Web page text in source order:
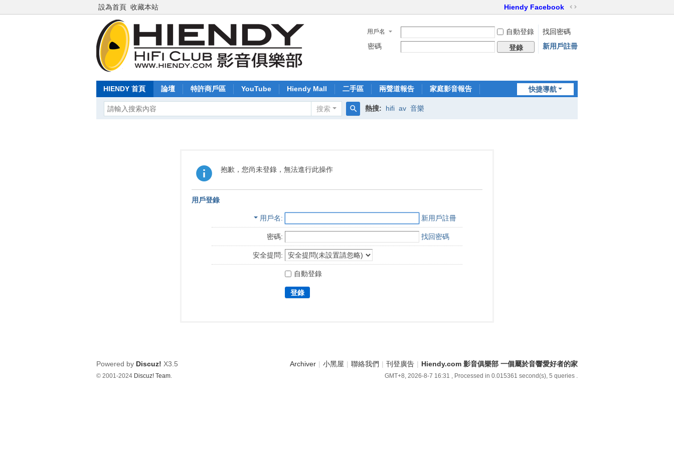
設為首頁 收藏本站 Hiendy Facebook
切
到
寬
版
用戶名 自動登錄
找回密碼
密碼
登錄 新用戶註冊
快捷導航
HIENDY 首頁 論壇 特許商戶區 YouTube Hiendy Mall 二手區 兩聲道報告
家庭影音報告
搜索 熱搜: hifi av 音樂
抱歉，您尚未登錄，無法進行此操作
用戶登錄
用戶名 新用戶註冊
密碼: 找回密碼
安全提問:
自動登錄
登錄
Archiver | 小黑屋 | 聯絡我們 | 刊登廣告 | Hiendy.com 影音俱樂部 一個屬於音響愛好者的家
GMT+8, 2026-8-7 16:31 , Processed in 0.015361 second(s), 5 queries .
Powered by Discuz! X3.5
© 2001-2024 Discuz! Team.